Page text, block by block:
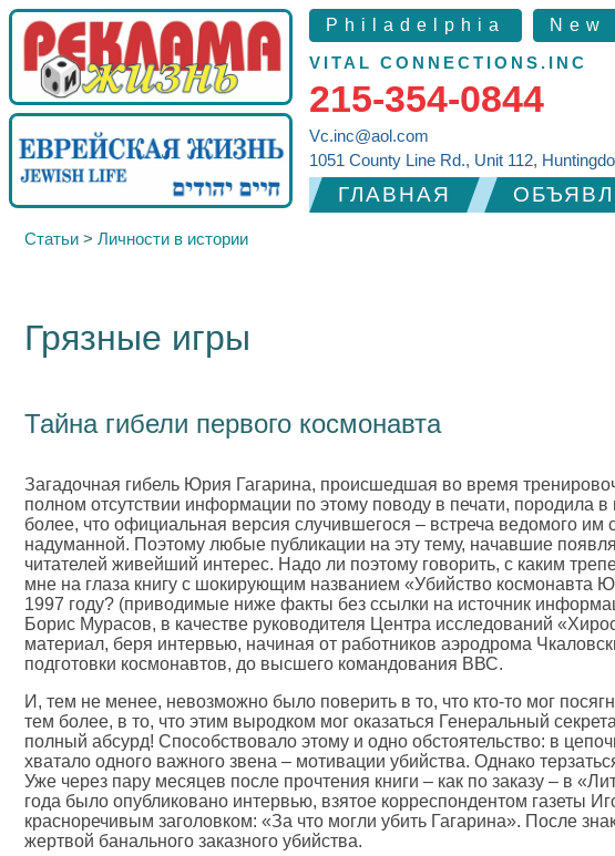
Philadelphia New
VITAL CONNECTIONS.INC
215-354-0844
Vc.inc@aol.com
1051 County Line Rd., Unit 112,
ГЛАВНАЯ
Статьи > Личности в истории
Грязные игры
Тайна гибели первого космонавта
Загадочная гибель Юрия Гагарина, происшедшая во время
полном отсутствии информации по этому поводу в печати, породила
более, что официальная версия случившегося – встреча ведомого
надуманной. Поэтому любые публикации на эту тему, начавшие
читателей живейший интерес. Надо ли поэтому говорить, с каким
мне на глаза книгу с шокирующим названием «Убийство космонавта
1997 году? (приводимые ниже факты без ссылки на источник
Борис Мурасов, в качестве руководителя Центра исследований
материал, беря интервью, начиная от работников аэродрома
подготовки космонавтов, до высшего командования ВВС.
И, тем не менее, невозможно было поверить в то, что кто-то мог
тем более, в то, что этим выродком мог оказаться Генеральный
полный абсурд! Способствовало этому и одно обстоятельство: в
хватало одного важного звена – мотивации убийства. Однако
Уже через пару месяцев после прочтения книги – как по заказу – в
года было опубликовано интервью, взятое корреспондентом
красноречивым заголовком: «За что могли убить Гагарина». После
жертвой банального заказного убийства.